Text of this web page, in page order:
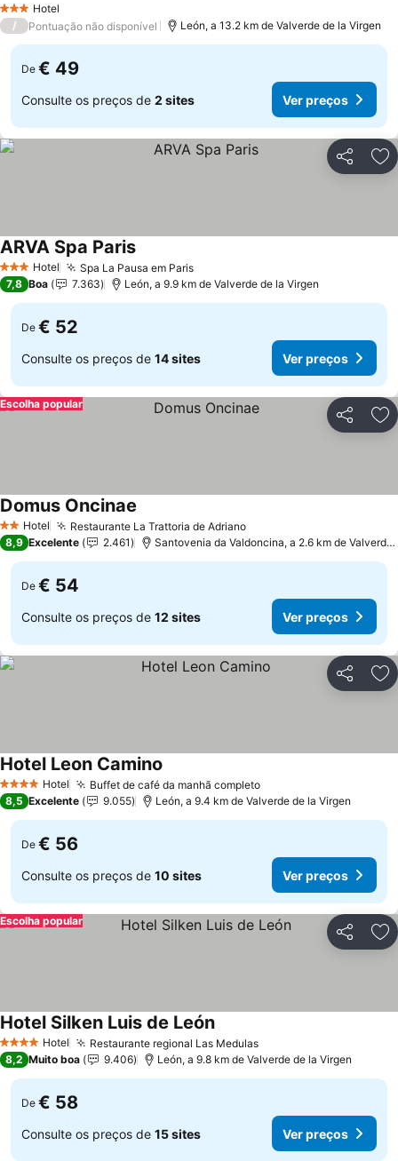
3 EstrelasHotel
/ Pontuação não disponível León, a 13.2 km de Valverde de la Virgen
De € 49
Consulte os preços de 2 sites Ver preços
Partilhar
3 EstrelasHotel Spa La Pausa em Paris
ARVA Spa Paris
7,8 Boa 7.363 León, a 9.9 km de Valverde de la Virgen
De € 52
Consulte os preços de 14 sites Ver preços
Partilhar
Escolha popular
2 Estrelas
Hotel Restaurante La Trattoria de Adriano
Domus Oncinae
8,9 Excelente 2.461 Santovenia da Valdoncina, a 2.6 km de Valverde de la Virgen
De € 54
Consulte os preços de 12 sites Ver preços
Partilhar
4 EstrelasHotel Buffet de café da manhã completo
Hotel Leon Camino
8,5 Excelente 9.055 León, a 9.4 km de Valverde de la Virgen
De € 56
Consulte os preços de 10 sites Ver preços
Partilhar
Escolha popular
4 EstrelasHotel Restaurante regional Las Medulas
Hotel Silken Luis de León
8,2 Muito boa 9.406 León, a 9.8 km de Valverde de la Virgen
De € 58
Consulte os preços de 15 sites Ver preços